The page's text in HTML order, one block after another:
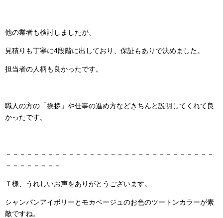
他の業者も検討しましたが、
見積りも丁寧に4段階に出しており、保証もありで決めました。
担当者の人柄も良かったです。
職人の方の「挨拶」や仕事の進め方などきちんと説明してくれて良
かったです。
－－－－－－－－－－－－－－－－－－－－－－－－－－－－－－
－－－－－－－－
Ｔ様、うれしいお声をありがとうございます。
シャンパンアイボリーとモカベージュのお色のツートンカラーが素
敵ですね。